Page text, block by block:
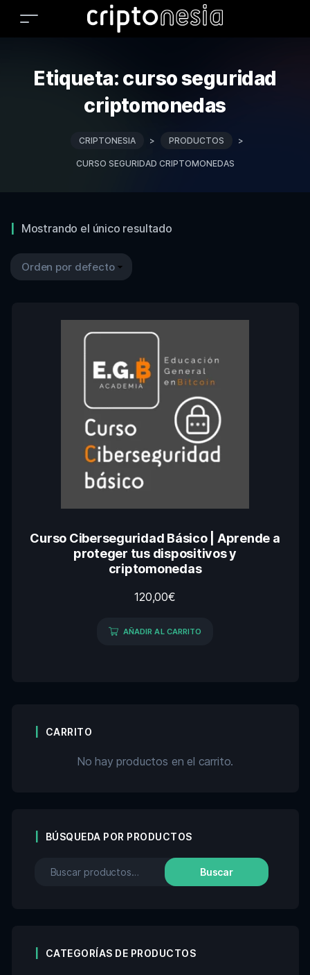
Etiqueta: curso seguridad
criptomonedas
CRIPTONESIA > PRODUCTOS >
CURSO SEGURIDAD CRIPTOMONEDAS
Mostrando el único resultado
Curso Ciberseguridad Básico | Aprende a
proteger tus dispositivos y
criptomonedas
120,00€
AÑADIR AL CARRITO
CARRITO
No hay productos en el carrito.
BÚSQUEDA POR PRODUCTOS
Buscar
CATEGORÍAS DE PRODUCTOS